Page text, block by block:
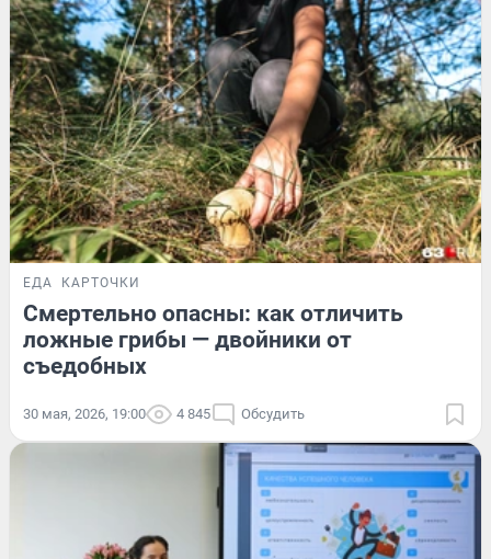
ЕДА КАРТОЧКИ
Смертельно опасны: как отличить
ложные грибы — двойники от
съедобных
30 мая, 2026, 19:00 4 845 Обсудить